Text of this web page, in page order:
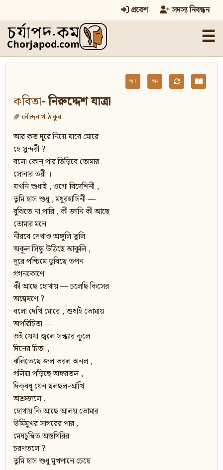
প্রবেশ সদস্য নিবন্ধন
☰
অ+ অ-
কবিতা- নিরুদ্দেশ যাত্রা
রবীন্দ্রনাথ ঠাকুর
আর কত দূরে নিয়ে যাবে মোরে
হে সুন্দরী ?
বলো কোন্‌ পার ভিড়িবে তোমার
সোনার তরী ।
যখনি শুধাই , ওগো বিদেশিনী ,
তুমি হাস শুধু , মধুরহাসিনী —
বুঝিতে না পারি , কী জানি কী আছে
তোমার মনে ।
নীরবে দেখাও অঙ্গুলি তুলি
অকূল সিন্ধু উঠিছে আকুলি ,
দূরে পশ্চিমে ডুবিছে তপন
গগনকোণে ।
কী আছে হোথায় — চলেছি কিসের
অন্বেষণে ?
বলো দেখি মোরে , শুধাই তোমায়
অপরিচিতা —
ওই যেথা জ্বলে সন্ধ্যার কূলে
দিনের চিতা ,
ঝলিতেছে জল তরল অনল ,
গলিয়া পড়িছে অম্বরতল ,
দিক্‌বধূ যেন ছলছল-আঁখি
অশ্রুজলে ,
হোথায় কি আছে আলয় তোমার
ঊর্মিমুখর সাগরের পার ,
মেঘচুম্বিত অস্তগিরির
চরণতলে ?
তুমি হাস শুধু মুখপানে চেয়ে